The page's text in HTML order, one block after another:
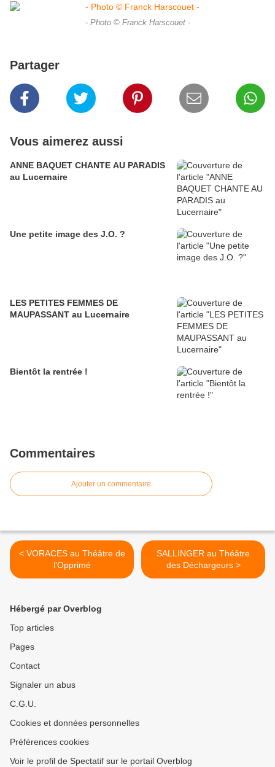
- Photo © Franck Harscouet -
Partager
Vous aimerez aussi
ANNE BAQUET CHANTE AU PARADIS
au Lucernaire
Une petite image des J.O. ?
LES PETITES FEMMES DE
MAUPASSANT au Lucernaire
Bientôt la rentrée !
Commentaires
Ajouter un commentaire
< VORACES au Théâtre de
l’Opprimé
SALLINGER au Théâtre
des Déchargeurs >
Hébergé par Overblog
Top articles
Pages
Contact
Signaler un abus
C.G.U.
Cookies et données personnelles
Préférences cookies
Voir le profil de Spectatif sur le portail Overblog